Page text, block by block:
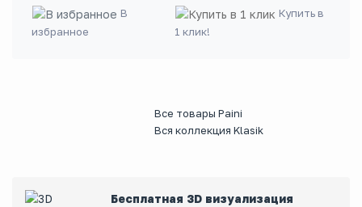
В
избранное
Купить в
1 клик!
Все товары Paini
Вся коллекция Klasik
Бесплатная 3D визуализация